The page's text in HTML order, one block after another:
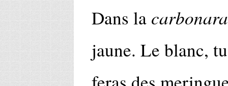
Dans la carbonara
jaune. Le blanc,